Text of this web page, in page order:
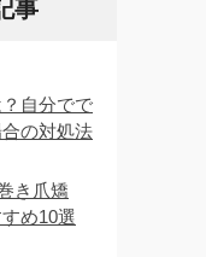
事
自分でで
の対処法
き爪矯
め10選